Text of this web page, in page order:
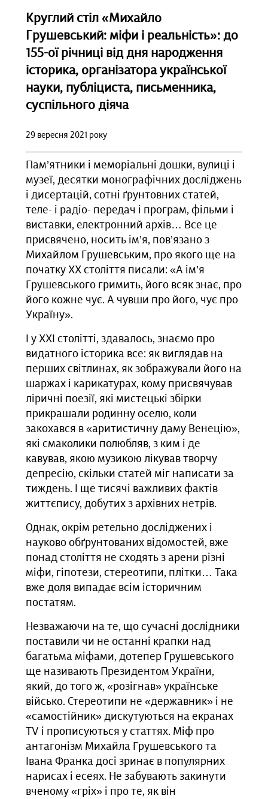
Круглий стіл «Михайло
Грушевський: міфи і реальність»: до
155-ої річниці від дня народження
історика, організатора української
науки, публіциста, письменника,
суспільного діяча
29 вересня 2021 року
Пам’ятники і меморіальні дошки, вулиці і
музеї, десятки монографічних досліджень
і дисертацій, сотні ґрунтовних статей,
теле- і радіо- передач і програм, фільми і
виставки, електронний архів… Все це
присвячено, носить ім’я, пов’язано з
Михайлом Грушевським, про якого ще на
початку ХХ століття писали: «А ім’я
Грушевського гримить, його всяк знає, про
його кожне чує. А чувши про його, чує про
Україну».
І у ХХІ столітті, здавалось, знаємо про
видатного історика все: як виглядав на
перших світлинах, як зображували його на
шаржах і карикатурах, кому присвячував
ліричні поезії, які мистецькі збірки
прикрашали родинну оселю, коли
закохався в «аритистичну даму Венецію»,
які смаколики полюбляв, з ким і де
кавував, якою музикою лікував творчу
депресію, скільки статей міг написати за
тиждень. І ще тисячі важливих фактів
життєпису, добутих з архівних нетрів.
Однак, окрім ретельно досліджених і
науково обґрунтованих відомостей, вже
понад століття не сходять з арени різні
міфи, гіпотези, стереотипи, плітки… Така
вже доля випадає всім історичним
постатям.
Незважаючи на те, що сучасні дослідники
поставили чи не останні крапки над
багатьма міфами, дотепер Грушевського
ще називають Президентом України,
який, до того ж, «розігнав» українське
військо. Стереотипи не «державник» і не
«самостійник» дискутуються на екранах
ТV і прописуються у статтях. Міф про
антагонізм Михайла Грушевського та
Івана Франка досі зринає в популярних
нарисах і есеях. Не забувають закинути
вченому «гріх» і про те, як він